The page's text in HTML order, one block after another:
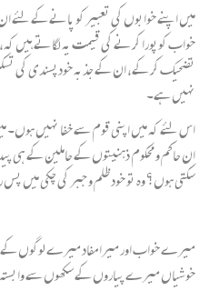
میں اپنے خوابوں کی تعبیر کو پانے کے لئے
خواب کوپورا کرنے کی قیمت یہ لگاتے ہیں
تضحیک کر کے، ان کے جذبہ خودپسندی کی
نہیں ہے۔
اس لئے کہ میں اپنی قوم سے خفا نہیں
ان حاکم و محکوم ذہنیتوں کے حاملین کے ہی
سکتی ہوں؟ وہ تو خود ظلم و جبر کی چکی میں
میرے خواب اور میرا مفاد میرے
خوشیاں میرے پیاروں کے سکھوں سے وابستہ